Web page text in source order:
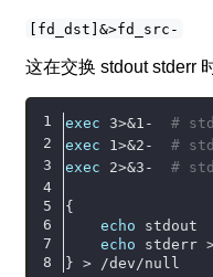
[fd_dst]&>fd_src-
这在交换 stdout stderr
exec 3>&1- #
exec 1>&2- #
exec 2>&3- #
{
echo stdout
echo stderr
} > /dev/null